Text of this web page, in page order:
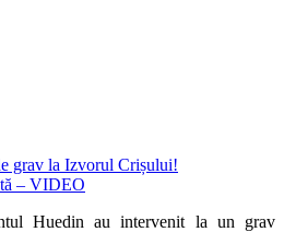
Huedin au intervenit la un grav